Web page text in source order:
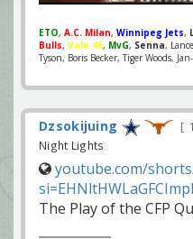
ETO, A.C. Milan, Winnipeg Jets,
Bulls, Vale 46, MvG, Senna,
Tyson, Boris Becker, Tiger Woods,
Dzsokijuing
Night Lights
youtube.com/
The Play of the CFP